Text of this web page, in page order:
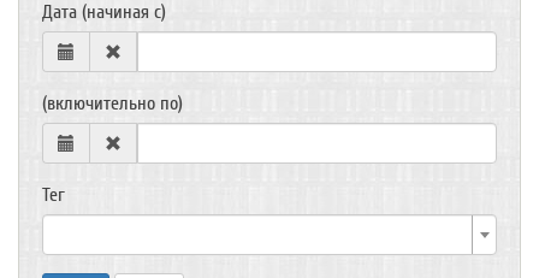
Дата (начиная с)
(включительно по)
Тег